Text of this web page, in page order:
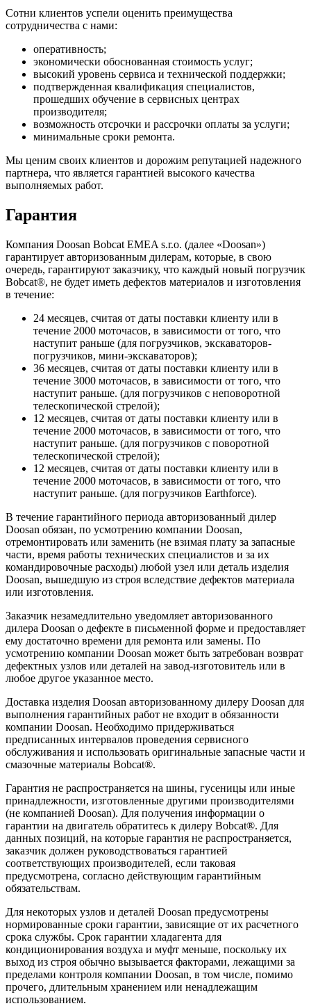
Сотни клиентов успели оценить преимущества
сотрудничества с нами:
оперативность;
экономически обоснованная стоимость услуг;
высокий уровень сервиса и технической поддержки;
подтвержденная квалификация специалистов,
прошедших обучение в сервисных центрах
производителя;
возможность отсрочки и рассрочки оплаты за услуги;
минимальные сроки ремонта.
Мы ценим своих клиентов и дорожим репутацией надежного
партнера, что является гарантией высокого качества
выполняемых работ.
Гарантия
Компания Doosan Bobcat EMEA s.r.o. (далее «Doosan»)
гарантирует авторизованным дилерам, которые, в свою
очередь, гарантируют заказчику, что каждый новый погрузчик
Bobcat®, не будет иметь дефектов материалов и изготовления
в течение:
24 месяцев, считая от даты поставки клиенту или в
течение 2000 моточасов, в зависимости от того, что
наступит раньше (для погрузчиков, экскаваторов-
погрузчиков, мини-экскаваторов);
36 месяцев, считая от даты поставки клиенту или в
течение 3000 моточасов, в зависимости от того, что
наступит раньше. (для погрузчиков с неповоротной
телескопической стрелой);
12 месяцев, считая от даты поставки клиенту или в
течение 2000 моточасов, в зависимости от того, что
наступит раньше. (для погрузчиков с поворотной
телескопической стрелой);
12 месяцев, считая от даты поставки клиенту или в
течение 2000 моточасов, в зависимости от того, что
наступит раньше. (для погрузчиков Earthforce).
В течение гарантийного периода авторизованный дилер
Doosan обязан, по усмотрению компании Doosan,
отремонтировать или заменить (не взимая плату за запасные
части, время работы технических специалистов и за их
командировочные расходы) любой узел или деталь изделия
Doosan, вышедшую из строя вследствие дефектов материала
или изготовления.
Заказчик незамедлительно уведомляет авторизованного
дилера Doosan о дефекте в письменной форме и предоставляет
ему достаточно времени для ремонта или замены. По
усмотрению компании Doosan может быть затребован возврат
дефектных узлов или деталей на завод-изготовитель или в
любое другое указанное место.
Доставка изделия Doosan авторизованному дилеру Doosan для
выполнения гарантийных работ не входит в обязанности
компании Doosan. Необходимо придерживаться
предписанных интервалов проведения сервисного
обслуживания и использовать оригинальные запасные части и
смазочные материалы Bobcat®.
Гарантия не распространяется на шины, гусеницы или иные
принадлежности, изготовленные другими производителями
(не компанией Doosan). Для получения информации о
гарантии на двигатель обратитесь к дилеру Bobcat®. Для
данных позиций, на которые гарантия не распространяется,
заказчик должен руководствоваться гарантией
соответствующих производителей, если таковая
предусмотрена, согласно действующим гарантийным
обязательствам.
Для некоторых узлов и деталей Doosan предусмотрены
нормированные сроки гарантии, зависящие от их расчетного
срока службы. Срок гарантии хладагента для
кондиционирования воздуха и муфт меньше, поскольку их
выход из строя обычно вызывается факторами, лежащими за
пределами контроля компании Doosan, в том числе, помимо
прочего, длительным хранением или ненадлежащим
использованием.